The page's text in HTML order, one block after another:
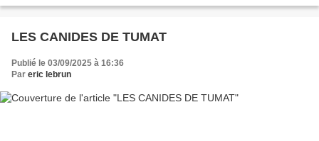
LES CANIDES DE TUMAT
Publié le 03/09/2025 à 16:36
Par eric lebrun